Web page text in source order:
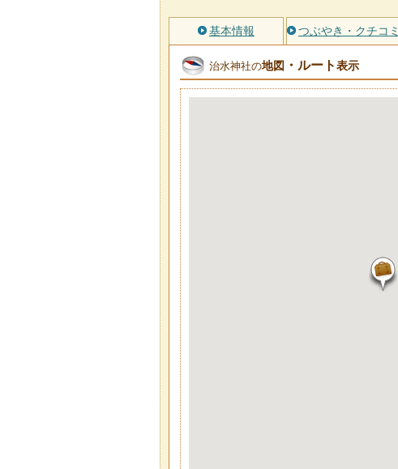
基本情報 つぶやき・クチコミ
治水神社の地図 ・ルート表示